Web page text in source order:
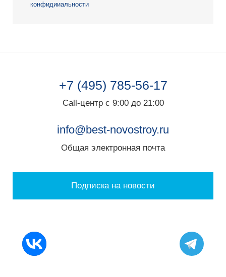
конфидииальности
+7 (495) 785-56-17
Call-центр с 9:00 до 21:00
info@best-novostroy.ru
Общая электронная почта
Подписка на новости